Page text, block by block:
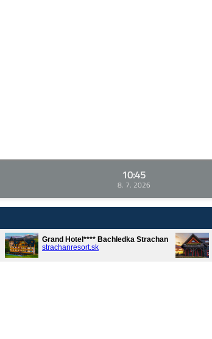
10:45
8. 7. 2026
Grand Hotel**** Bachledka Strachan
strachanresort.sk